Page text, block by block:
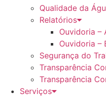
Qualidade da
Relatórios
Ouvidoria –
Ouvidoria –
Segurança do
Transparência
Transparência
Serviços